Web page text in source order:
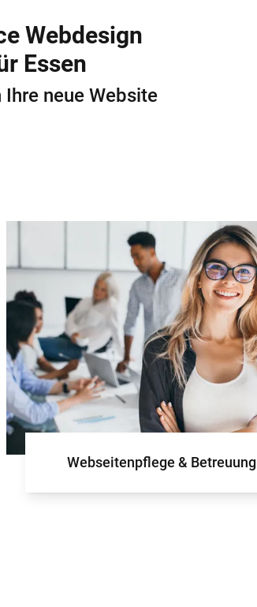
Webdesign
Essen
neue Website
Webseitenpflege & Betreuung